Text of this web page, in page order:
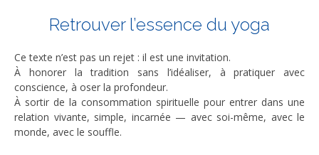
Retrouver l’essence du yoga
Ce texte n’est pas un rejet : il est une invitation.
À honorer la tradition sans l’idéaliser, à pratiquer avec
conscience, à oser la profondeur.
À sortir de la consommation spirituelle pour entrer dans une
relation vivante, simple, incarnée — avec soi-même, avec le
monde, avec le souffle.